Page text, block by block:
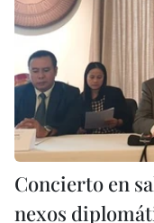
Concierto en
nexos